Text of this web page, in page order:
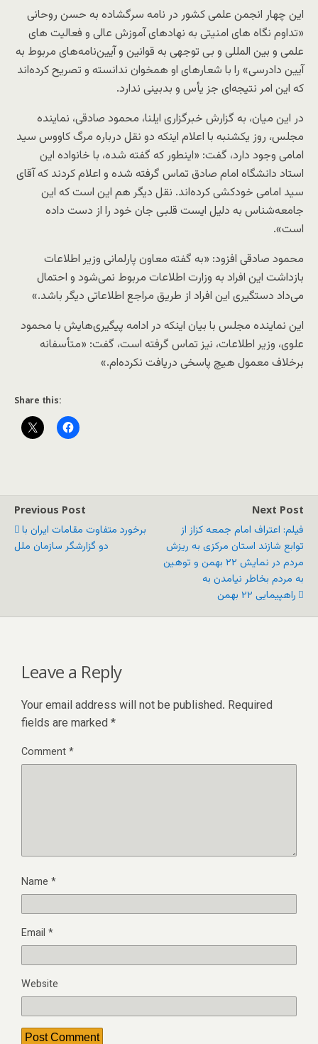
این چهار انجمن علمی کشور در نامه سرگشاده به حسن روحانی
«تداوم نگاه های امنیتی به نهادهای آموزش عالی و فعالیت های
علمی و بین المللی و بی توجهی به قوانین و آیین‌نامه‌های مربوط به
آیین دادرسی» را با شعارهای او همخوان ندانسته و تصریح کرده‌اند
که این امر نتیجه‌ای جز یأس و بدبینی ندارد.
در این میان، به گزارش خبرگزاری ایلنا، محمود صادقی، نماینده
مجلس، روز یکشنبه با اعلام اینکه دو نقل درباره مرگ کاووس سید
امامی وجود دارد، گفت: «اینطور که گفته شده، با خانواده این
استاد دانشگاه امام صادق تماس گرفته شده و اعلام کردند که آقای
سید امامی خودکشی کرده‌اند. نقل دیگر هم این است که این
جامعه‌شناس به دلیل ایست قلبی جان خود را از دست داده
است».
محمود صادقی افزود: «به گفته معاون پارلمانی وزیر اطلاعات
بازداشت این افراد به وزارت اطلاعات مربوط نمی‌شود و احتمال
می‌داد دستگیری این افراد از طریق مراجع اطلاعاتی دیگر باشد.»
این نماینده مجلس با بیان اینکه در ادامه پیگیر‌ی‌هایش با محمود
علوی، وزیر اطلاعات، نیز تماس گرفته است، گفت: «متأسفانه
برخلاف معمول هیچ پاسخی دریافت نکرده‌ام.»
Share this:
Previous Post
برخورد متفاوت مقامات ایران با
دو گزارشگر سازمان ملل
Next Post
فیلم: اعتراف امام جمعه کزاز از
توابع شازند استان مرکزی به ریزش
مردم در نمایش ۲۲ بهمن و توهین
به مردم بخاطر نیامدن به
راهپیمایی ٢٢ بهمن
Leave a Reply
Your email address will not be published. Required
fields are marked *
Comment*
Name *
Email *
Website